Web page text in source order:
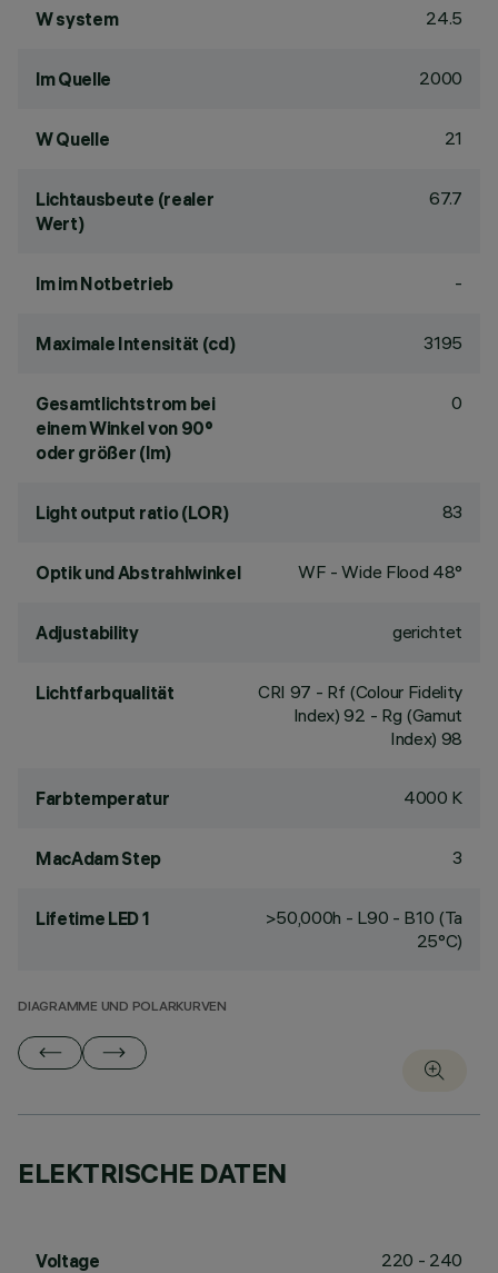
W system 24.5
lm Quelle 2000
W Quelle 21
Lichtausbeute (realer
Wert)
67.7
lm im Notbetrieb -
Maximale Intensität (cd) 3195
Gesamtlichtstrom bei
einem Winkel von 90°
oder größer (lm)
0
Light output ratio (LOR) 83
Optik und Abstrahlwinkel WF - Wide Flood 48°
Adjustability gerichtet
Lichtfarbqualität CRI 97 - Rf (Colour Fidelity
Index) 92 - Rg (Gamut
Index) 98
Farbtemperatur 4000 K
MacAdam Step 3
Lifetime LED 1
>50,000h - L90 - B10 (Ta
25°C)
DIAGRAMME UND POLARKURVEN
ELEKTRISCHE DATEN
Voltage 220 - 240